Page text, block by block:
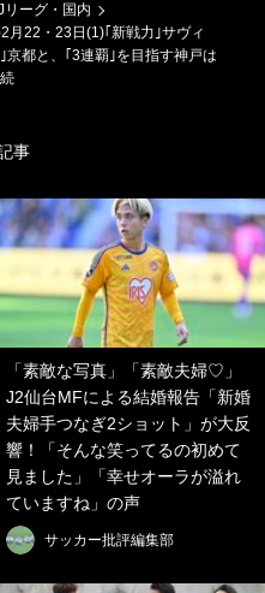
リーグ・国内
月22・23日(1)｢新戦力｣サヴィ
都と、｢3連覇｣を目指す神戸は
事
「素敵な写真」「素敵夫婦♡」
J2仙台MFによる結婚報告「新婚
夫婦手つなぎ2ショット」が大反
響！「そんな笑ってるの初めて
見ました」「幸せオーラが溢れ
ていますね」の声
サッカー批評編集部